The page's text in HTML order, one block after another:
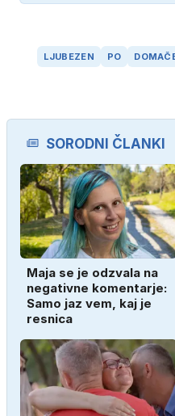
LJUBEZEN PO
SORODNI ČLANKI
Maja se je odzvala na
negativne komentarje:
Samo jaz vem, kaj je
resnica